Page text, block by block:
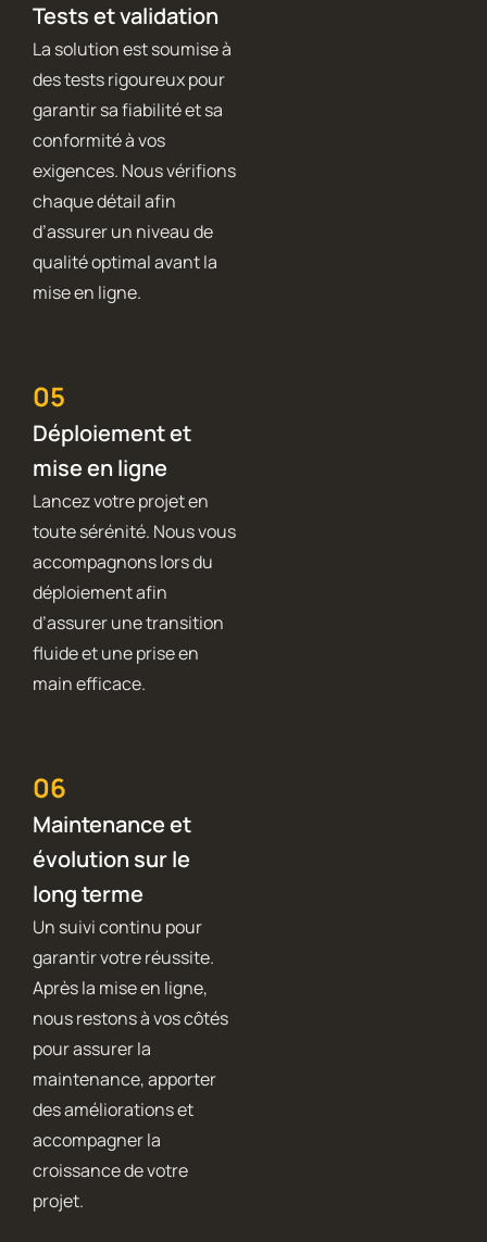
Tests et validation
La solution est soumise à
des tests rigoureux pour
garantir sa fiabilité et sa
conformité à vos
exigences. Nous vérifions
chaque détail afin
d’assurer un niveau de
qualité optimal avant la
mise en ligne.
05
Déploiement et
mise en ligne
Lancez votre projet en
toute sérénité. Nous vous
accompagnons lors du
déploiement afin
d’assurer une transition
fluide et une prise en
main efficace.
06
Maintenance et
évolution sur le
long terme
Un suivi continu pour
garantir votre réussite.
Après la mise en ligne,
nous restons à vos côtés
pour assurer la
maintenance, apporter
des améliorations et
accompagner la
croissance de votre
projet.